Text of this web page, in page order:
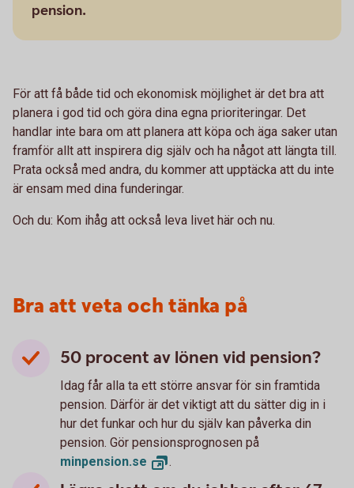
pension.
För att få både tid och ekonomisk möjlighet är det bra att
planera i god tid och göra dina egna prioriteringar. Det
handlar inte bara om att planera att köpa och äga saker utan
framför allt att inspirera dig själv och ha något att längta till.
Prata också med andra, du kommer att upptäcka att du inte
är ensam med dina funderingar.
Och du: Kom ihåg att också leva livet här och nu.
Bra att veta och tänka på
50 procent av lönen vid pension?
Idag får alla ta ett större ansvar för sin framtida
pension. Därför är det viktigt att du sätter dig in i
hur det funkar och hur du själv kan påverka din
pension. Gör pensionsprognosen på
minpension.se .